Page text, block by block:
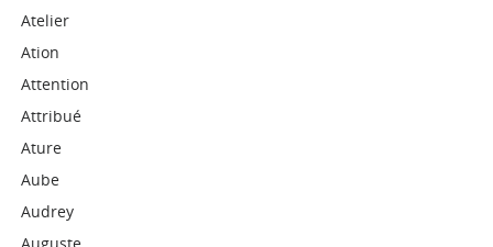
Atelier
Ation
Attention
Attribué
Ature
Aube
Audrey